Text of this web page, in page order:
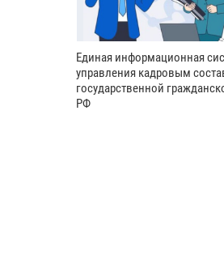
Единая информационная
управления кадровым
государственной
РФ